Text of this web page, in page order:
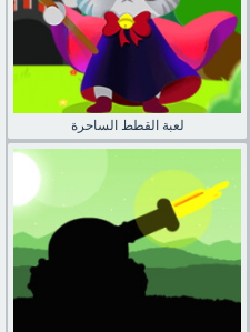
لعبة القطط الساحرة